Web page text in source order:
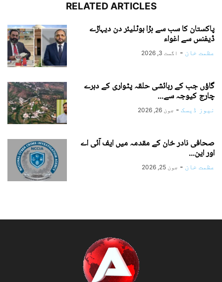
RELATED ARTICLES
پاکستان کا سب سے بڑا ہوٹلیئر دن دیہاڑے
ڈیفنس سے اغواء
عظمت خان - اگست 3, 2026
گاؤں جب کے رہائشی حلقہ پٹواری کے دہرے
چارج کیوجہ سے...
نیوز ڈیسک - جون 26, 2026
صحافی نادر خان کے مقدمہ میں ایف آئی اے
اور این...
عظمت خان - جون 25, 2026